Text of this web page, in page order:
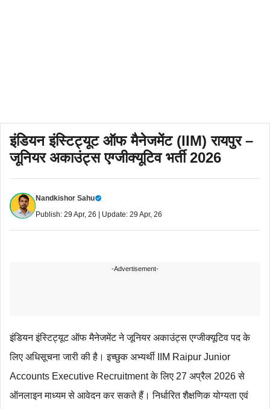
इंडियन इंस्टिट्यूट ऑफ मैनेजमेंट (IIM) रायपुर –
जूनियर अकाउंट्स एग्जीक्यूटिव भर्ती 2026
Nandkishor Sahu
Publish: 29 Apr, 26 | Update: 29 Apr, 26
-Advertisement-
इंडियन इंस्टिट्यूट ऑफ मैनेजमेंट ने जूनियर अकाउंट्स एग्जीक्यूटिव पद के
लिए अधिसूचना जारी की है। इच्छुक अभ्यर्थी IIM Raipur Junior
Accounts Executive Recruitment के लिए 27 अप्रैल 2026 से
ऑनलाइन माध्यम से आवेदन कर सकते हैं। निर्धारित शैक्षणिक योग्‍यता एवं